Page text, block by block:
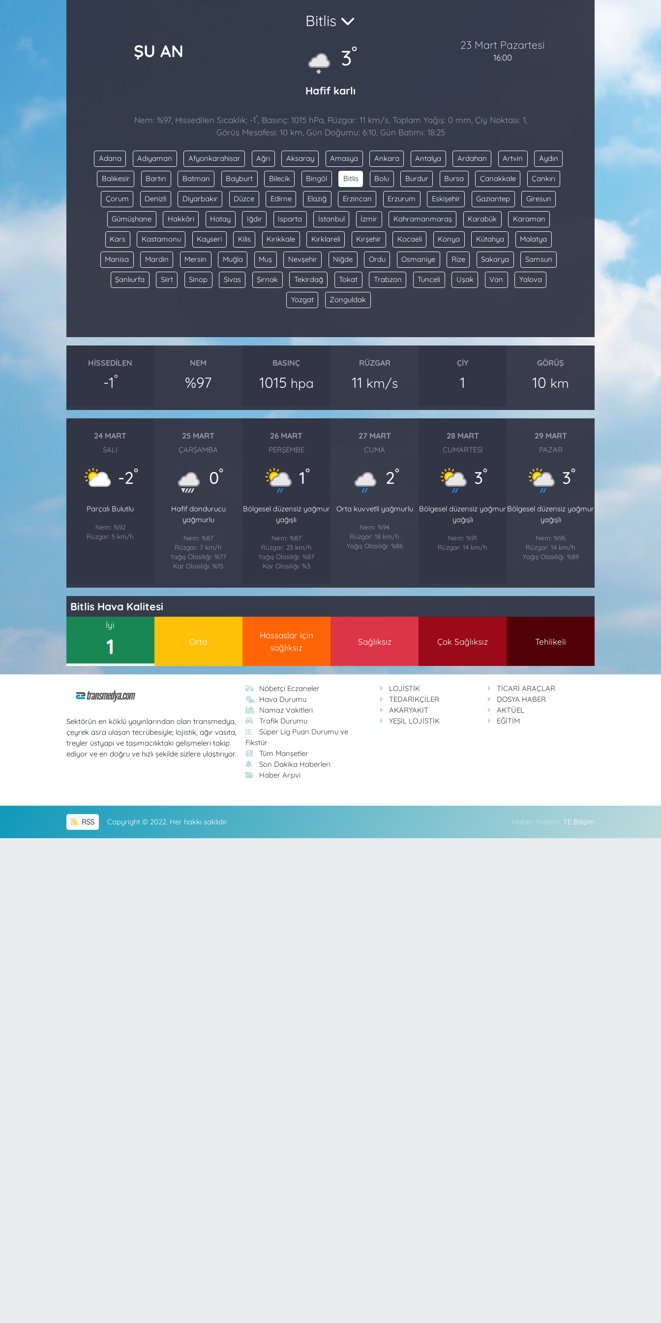
ŞU AN
Bitlis
3°
Hafif karlı
23 Mart Pazartesi
16:00
Nem: %97, Hissedilen Sıcaklık: -1°, Basınç: 1015 hPa, Rüzgar: 11 km/s, Toplam Yağış: 0 mm, Çiy Noktası: 1,
Görüş Mesafesi: 10 km, Gün Doğumu: 6:10, Gün Batımı: 18:25
Adana Adıyaman Afyonkarahisar Ağrı Aksaray Amasya Ankara Antalya Ardahan Artvin Aydın
Balıkesir Bartın Batman Bayburt Bilecik Bingöl Bitlis Bolu Burdur Bursa Çanakkale Çankırı
Çorum Denizli Diyarbakır Düzce Edirne Elazığ Erzincan Erzurum Eskişehir Gaziantep Giresun
Gümüşhane Hakkâri Hatay Iğdır Isparta İstanbul İzmir Kahramanmaraş Karabük Karaman
Kars Kastamonu Kayseri Kilis Kırıkkale Kırklareli Kırşehir Kocaeli Konya Kütahya Malatya
Manisa Mardin Mersin Muğla Muş Nevşehir Niğde Ordu Osmaniye Rize Sakarya Samsun
Şanlıurfa Siirt Sinop Sivas Şırnak Tekirdağ Tokat Trabzon Tunceli Uşak Van Yalova
Yozgat Zonguldak
HISSEDILEN
-1°
NEM
%97
BASINÇ
1015 hpa
RÜZGAR
11 km/s
ÇIY
1
GÖRÜŞ
10 km
24 MART
SALI
-2°
Parçalı Bulutlu
Nem: %92
Rüzgar: 5 km/h
25 MART
ÇARŞAMBA
0°
Hafif dondurucu
yağmurlu
Nem: %87
Rüzgar: 7 km/h
Yağış Olasılığı: %77
Kar Olasılığı: %15
26 MART
PERŞEMBE
1°
Bölgesel düzensiz yağmur
yağışlı
Nem: %87
Rüzgar: 23 km/h
Yağış Olasılığı: %87
Kar Olasılığı: %3
27 MART
CUMA
2°
Orta kuvvetli yağmurlu
Nem: %94
Rüzgar: 18 km/h
Yağış Olasılığı: %86
28 MART
CUMARTESI
3°
Bölgesel düzensiz yağmur
yağışlı
Nem: %91
Rüzgar: 14 km/h
29 MART
PAZAR
3°
Bölgesel düzensiz yağmur
yağışlı
Nem: %96
Rüzgar: 14 km/h
Yağış Olasılığı: %89
Bitlis Hava Kalitesi
İyi
1 Orta
Hassaslar için
sağlıksız
Sağlıksız Çok Sağlıksız Tehlikeli
Sektörün en köklü yayınlarından olan transmedya,
çeyrek asra ulaşan tecrübesiyle; lojistik, ağır vasıta,
treyler üstyapı ve taşımacılıktaki gelişmeleri takip
ediyor ve en doğru ve hızlı şekilde sizlere ulaştırıyor.
Nöbetçi Eczaneler
Hava Durumu
Namaz Vakitleri
Trafik Durumu
Süper Lig Puan Durumu ve
Fikstür
Tüm Manşetler
Son Dakika Haberleri
Haber Arşivi
LOJİSTİK
TİCARİ ARAÇLAR
TEDARİKÇİLER
DOSYA HABER
AKARYAKIT
AKTÜEL
YEŞİL LOJİSTİK
EĞİTİM
RSS Copyright © 2022. Her hakkı saklıdır. Haber Yazılımı: TE Bilişim